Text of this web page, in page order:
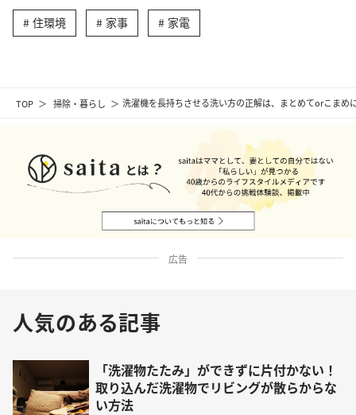
TOP 掃除・暮らし 洗濯機を長持ちさせる洗い方の正解は、まとめてorこま
住環境 家事 家電
広告
人気のある記事
「洗濯物たたみ」ができずに片付かない！
取り込んだ洗濯物でリビングが散らからな
い方法